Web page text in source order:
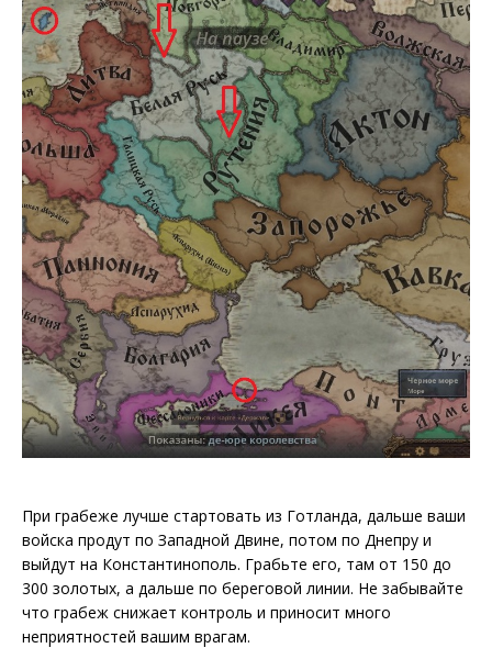
При грабеже лучше стартовать из Готланда, дальше ваши
войска продут по Западной Двине, потом по Днепру и
выйдут на Константинополь. Грабьте его, там от 150 до
300 золотых, а дальше по береговой линии. Не забывайте
что грабеж снижает контроль и приносит много
неприятностей вашим врагам.